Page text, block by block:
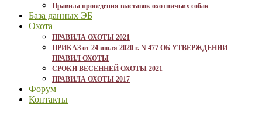
Правила проведения выставок охотничьих собак
База данных ЭБ
Охота
ПРАВИЛА ОХОТЫ 2021
ПРИКАЗ от 24 июля 2020 г. N 477 ОБ УТВЕРЖДЕНИИ
ПРАВИЛ ОХОТЫ
СРОКИ ВЕСЕННЕЙ ОХОТЫ 2021
ПРАВИЛА ОХОТЫ 2017
Форум
Контакты